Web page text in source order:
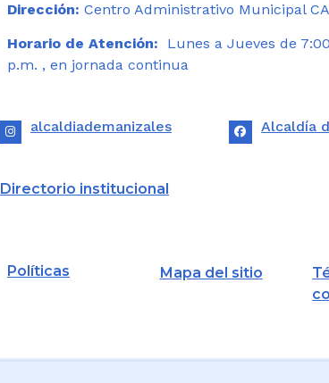
Dirección: Centro Administrativo Municipal
Horario de Atención: Lunes a Jueves de
p.m. , en jornada continua
alcaldiademanizales Alcaldía
Directorio institucional
Políticas Mapa del sitio